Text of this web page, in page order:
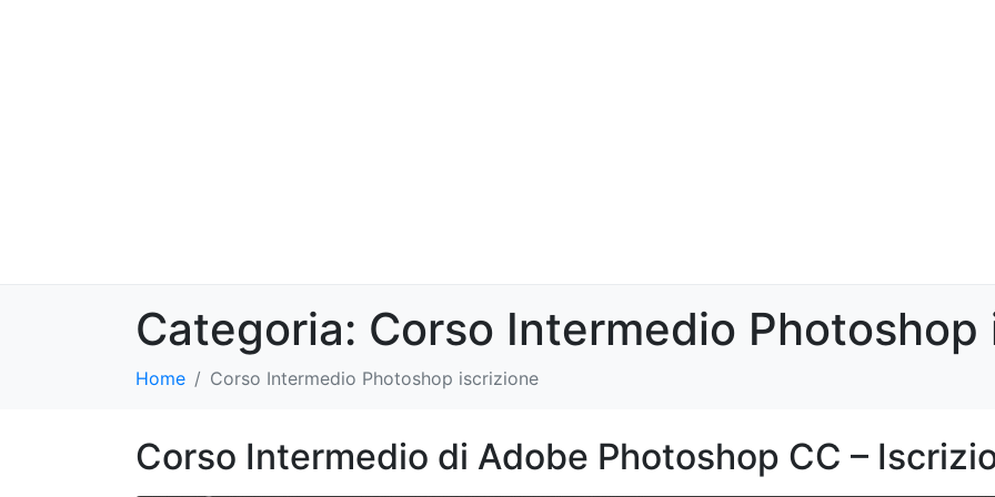
Categoria: Corso Intermedio Photoshop
Home Corso Intermedio Photoshop iscrizione
Corso Intermedio di Adobe Photoshop CC –